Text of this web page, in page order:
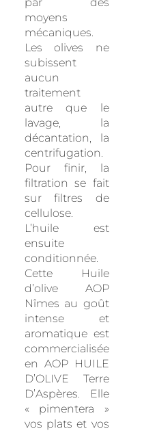
moyens
mécaniques.
Les olives ne
subissent
aucun
traitement
autre que le
lavage, la
décantation, la
centrifugation.
Pour finir, la
filtration se fait
sur filtres de
cellulose.
L’huile est
ensuite
conditionnée.
Cette Huile
d’olive AOP
Nîmes au goût
intense et
aromatique est
commercialisée
en AOP HUILE
D’OLIVE Terre
D’Aspères. Elle
« pimentera »
vos plats et vos